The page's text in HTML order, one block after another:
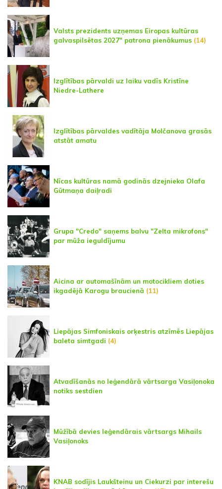
Valsts prezidents uzņemas Eiropas kultūras
galvaspilsētas 2027" patrona pienākumus (14)
Izglītības pārvaldi uz laiku vadīs Kristīne
Niedre-Lathere
Izglītības pārvaldes vadītāja Molčanova grasās
atstāt amatu
Nīcas kultūras namā godinās dzejnieka Olafa
Gūtmaņa daiļradi
Grupa "Credo" saņems balvu "Zelta mikrofons"
par mūža ieguldījumu
Aicina ar automašīnām un motocikliem doties
ikgadējā Karogu braucienā (11)
Liepājas Simfoniskais orķestris atzīmēs Liepājas
baleta simtgadi (4)
Atvadīšanās no leģendārā vārtsarga Vasiļonoka
notiks sestdien
Mūžībā devies leģendārais vārtsargs Mihails
Vasiļonoks
KNAB sodījis Laukšteinu un Ciekurzi par interešu